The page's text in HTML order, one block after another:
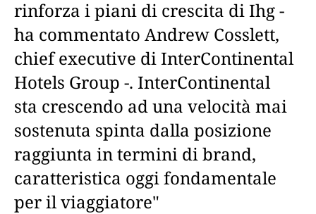
rinforza i piani di crescita di Ihg -
ha commentato Andrew Cosslett,
chief executive di InterContinental
Hotels Group -. InterContinental
sta crescendo ad una velocità mai
sostenuta spinta dalla posizione
raggiunta in termini di brand,
caratteristica oggi fondamentale
per il viaggiatore"